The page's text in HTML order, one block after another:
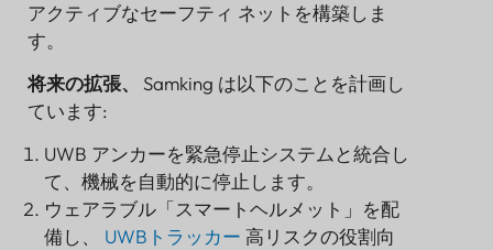
アクティブなセーフティ ネットを構築しま
す。
将来の拡張、 Samking は以下のことを計画し
ています:
UWB アンカーを緊急停止システムと統合し
て、機械を自動的に停止します。
ウェアラブル「スマートヘルメット」を配
備し、 UWBトラッカー 高リスクの役割向